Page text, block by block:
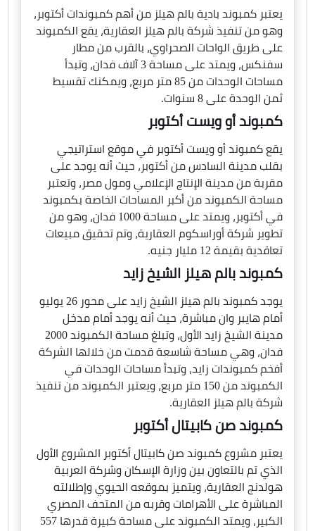
يعتبر كمبوند بادية بالم هيلز من أهم كمبوندات أكتوبر،
وهو من تنفيذ شركة بالم هيلز العقارية، يقع الكمبوند
على طريق الواحات الصحراوي، بالقرب من مطار
سفنكس، ويمتد على مساحة 3 آلاف فدان، وتبدأ
مساحات الوحدات من 85 متر مربع، ويمكنك تقسيط
ثمن الوحدة على 8 سنوات.
كمبوند أو ويست أكتوبر
يقع كمبوند أو ويست أكتوبر في موقع استراتيجي
بقلب مدينة السادس من أكتوبر، حيث أنه يوجد على
مقربة من مدينة الإنتاج الإعلامي ومول مصر، وتعتبر
مساحة الكمبوند من أكبر المساحات الخاصة بكمبوند
في أكتوبر، ويمتد على مساحة 1000 فدان، وهو من
تطوير شركة أوراسكوم العقارية، وتم تحقيق مبيعات
تعاقدية بقيمة 12 مليار جنيه.
كمبوند بالم هيلز الشيخ زايد
يوجد كمبوند بالم هيلز الشيخ زايد على محور 26 يوليو
أمام هايبر وان مباشرة، حيث أنه يوجد أمام مدخل
مدينة الشيخ زايد الأول، وتبلغ مساحة الكمبوند 2000
فدان، وهي مساحة شاسعة قدمت من خلالها الشركة
أفخم كمبوندات زايد، وتبدأ مساحات الوحدات في
الكمبوند من 150 متر مربع، ويعتبر الكمبوند من تنفيذ
شركة بالم هيلز العقارية.
كمبوند صن كابيتال أكتوبر
يعتبر مشروع كمبوند صن كابيتال أكتوبر المشروع الأول
الذي تم بالتعاون بين وزارة الإسكان وشركة العربية
هولدنج العقارية، ويتميز بموقعه الحيوي وإطلالته
المباشرة على الأهرامات وقربه من المتحف المصري
الكبير، ويمتد الكمبوند على مساحة كبيرة قدرها 557